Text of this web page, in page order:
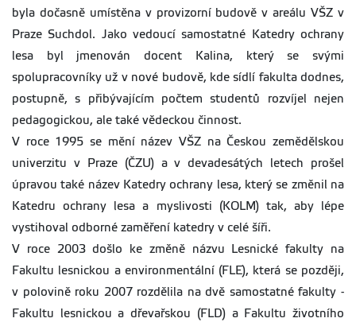
byla dočasně umístěna v provizorní budově v areálu VŠZ v
Praze Suchdol. Jako vedoucí samostatné Katedry ochrany
lesa byl jmenován docent Kalina, který se svými
spolupracovníky už v nové budově, kde sídlí fakulta dodnes,
postupně, s přibývajícím počtem studentů rozvíjel nejen
pedagogickou, ale také vědeckou činnost.
V roce 1995 se mění název VŠZ na Českou zemědělskou
univerzitu v Praze (ČZU) a v devadesátých letech prošel
úpravou také název Katedry ochrany lesa, který se změnil na
Katedru ochrany lesa a myslivosti (KOLM) tak, aby lépe
vystihoval odborné zaměření katedry v celé šíři.
V roce 2003 došlo ke změně názvu Lesnické fakulty na
Fakultu lesnickou a environmentální (FLE), která se později,
v polovině roku 2007 rozdělila na dvě samostatné fakulty -
Fakultu lesnickou a dřevařskou (FLD) a Fakultu životního